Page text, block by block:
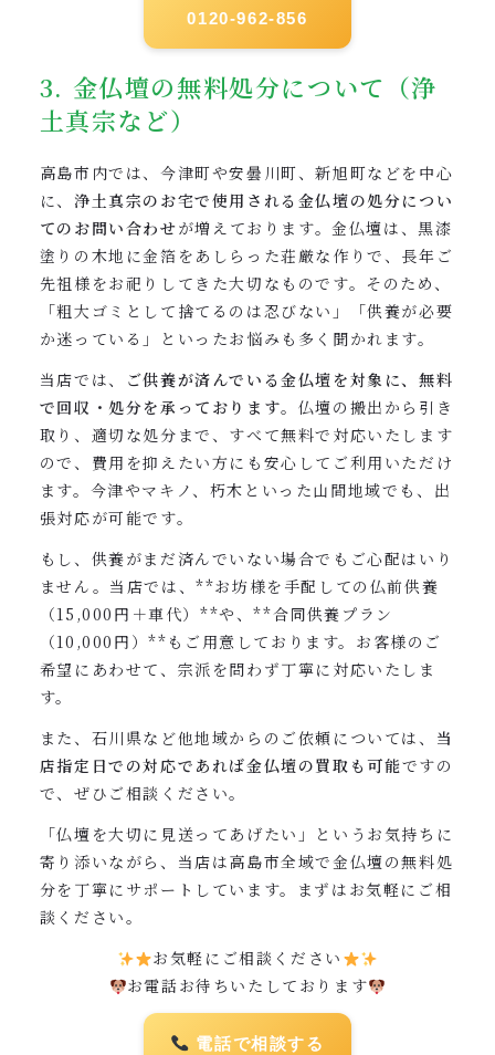
0120-962-856
3. 金仏壇の無料処分について（浄
土真宗など）
高島市内では、今津町や安曇川町、新旭町などを中心
に、 浄土真宗のお宅で使用される金仏壇の処分につい
てのお問い合わせが増えております。金仏壇は、黒漆
塗りの木地に金箔をあしらった荘厳な作りで、長年ご
先祖様をお祀りしてきた大切なものです。そのため、
「粗大ゴミとして捨てるのは忍びない」「供養が必要
か迷っている」といったお悩みも多く聞かれます。
当店では、
ご供養が済んでいる金仏壇を対象に、無料
で回収・処分を承っております。仏壇の搬出から引き
取り、適切な処分まで、すべて無料で対応いたします
ので、費用を抑えたい方にも安心してご利用いただけ
ます。今津やマキノ、朽木といった山間地域でも、出
張対応が可能です。
もし、供養がまだ済んでいない場合でもご心配はいり
ません。当店では、**お坊様を手配しての仏前供養
（15,000円＋車代）**や、**合同供養プラン
（10,000円）**もご用意しております。お客様のご
希望にあわせて、宗派を問わず丁寧に対応いたしま
す。
また、石川県など他地域からのご依頼については、 当
店指定日での対応であれば金仏壇の買取も可能ですの
で、ぜひご相談ください。
「仏壇を大切に見送ってあげたい」というお気持ちに
寄り添いながら、当店は高島市全域で金仏壇の無料処
分を丁寧にサポートしています。まずはお気軽にご相
談ください。
お気軽にご相談ください
お電話お待ちいたしております
電話で相談する